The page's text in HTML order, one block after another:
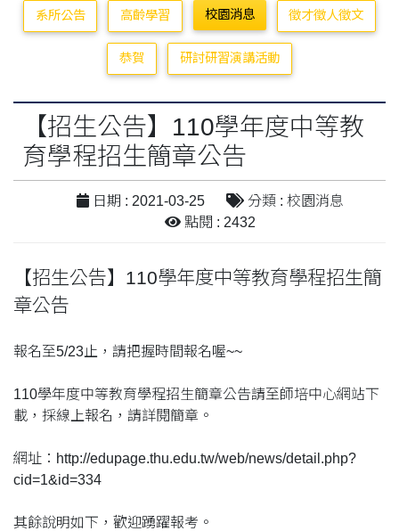
系所公告 高齡學習 校園消息 徵才徵人徵文
恭賀 研討研習演講活動
【招生公告】110學年度中等教
育學程招生簡章公告
日期 : 2021-03-25
分類 : 校園消息
點閱 : 2432
【招生公告】110學年度中等教育學程招生簡
章公告
報名至5/23止，請把握時間報名喔~~
110學年度中等教育學程招生簡章公告請至師培中心網站下
載，採線上報名，請詳閱簡章。
網址：http://edupage.thu.edu.tw/web/news/detail.php?
cid=1&id=334
其餘說明如下，歡迎踴躍報考。